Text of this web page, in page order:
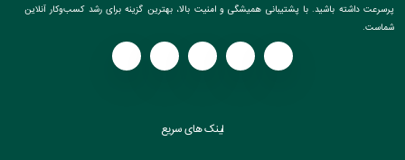
پرسرعت داشته باشید. با پشتیبانی همیشگی و امنیت بالا، بهترین گزینه برای رشد کسب‌وکار آنلاین
شماست.
لینک های سریع